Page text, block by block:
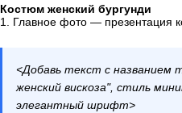
Костюм женский бургунди
1. Главное фото — презентация
<Добавь текст с названием
женский вискоза", стиль
элегантный шрифт>